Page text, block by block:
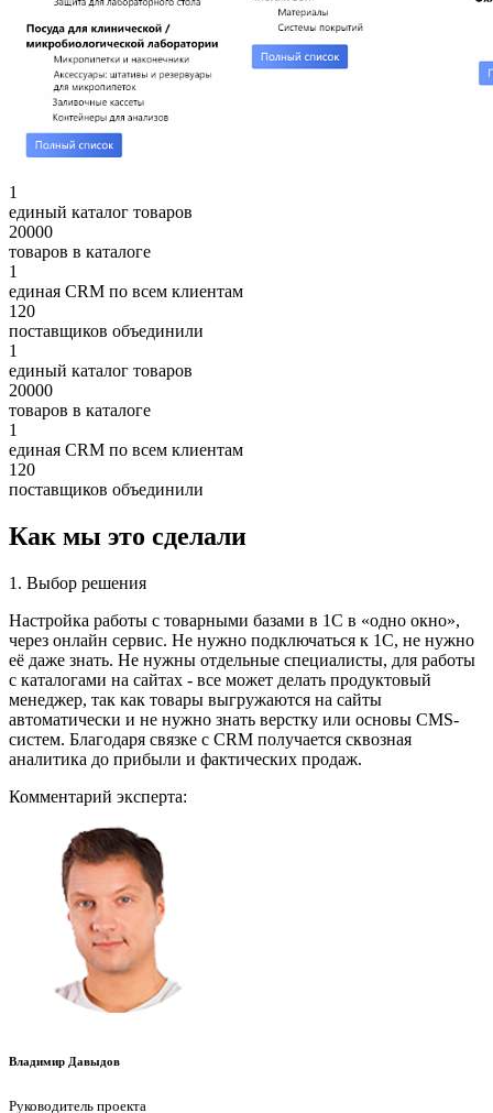
1
единый каталог товаров
20000
товаров в каталоге
1
единая CRM по всем клиентам
120
поставщиков объединили
1
единый каталог товаров
20000
товаров в каталоге
1
единая CRM по всем клиентам
120
поставщиков объединили
Как мы это сделали
1. Выбор решения
Настройка работы с товарными базами в 1С в «одно окно»,
через онлайн сервис. Не нужно подключаться к 1С, не нужно
её даже знать. Не нужны отдельные специалисты, для работы
с каталогами на сайтах - все может делать продуктовый
менеджер, так как товары выгружаются на сайты
автоматически и не нужно знать верстку или основы CMS-
систем. Благодаря связке с CRM получается сквозная
аналитика до прибыли и фактических продаж.
Комментарий эксперта:
Владимир Давыдов
Руководитель проекта